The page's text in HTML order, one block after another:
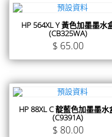
HP 564XL Y 黃色加墨墨水
(CB325WA)
$ 65.00
HP 88XL C 靛藍色加墨墨水
(C9391A)
$ 80.00